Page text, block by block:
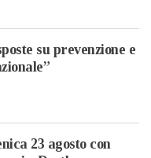
su prevenzione e
23 agosto con